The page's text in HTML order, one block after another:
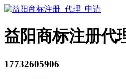
益阳商标注册代
17732605906